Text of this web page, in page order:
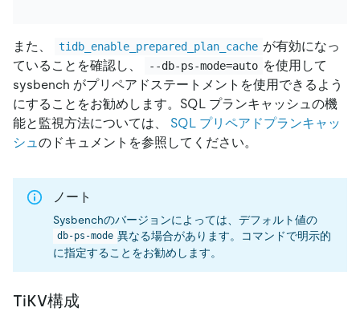
また、 tidb_enable_prepared_plan_cache が有効になっ
ていることを確認し、
--db-ps-mode=auto を使用して
sysbench がプリペアドステートメントを使用できるよう
にすることをお勧めします。SQL プランキャッシュの機
能と監視方法については、 SQL プリペアドプランキャッ
シュのドキュメントを参照してください。
ノート
Sysbenchのバージョンによっては、デフォルト値の
db-ps-mode 異なる場合があります。コマンドで明示的
に指定することをお勧めします。
TiKV構成